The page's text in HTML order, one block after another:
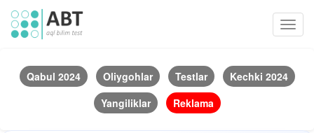
Qabul 2024 Oliygohlar Testlar
Kechki 2024
Yangiliklar
Reklama